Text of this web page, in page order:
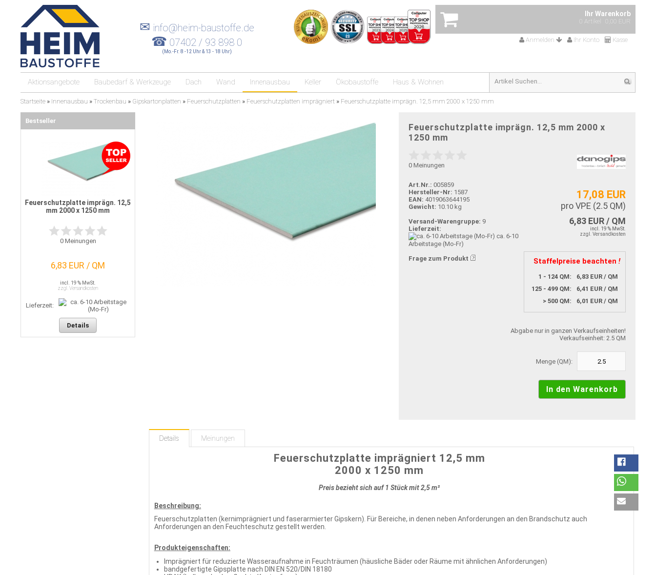
Ihr Warenkorb
0 Artikel 0,00 EUR
Anmelden Ihr Konto Kasse
✉ info@heim-baustoffe.de
☎ 07402 / 93 898 0
(Mo.-Fr. 8 -12 Uhr & 13 - 18 Uhr)
Aktionsangebote Baubedarf & Werkzeuge Dach Wand Innenausbau Keller Ökobaustoffe Haus & Wohnen
Startseite » Innenausbau » Trockenbau » Gipskartonplatten » Feuerschutzplatten » Feuerschutzplatten imprägniert » Feuerschutzplatte imprägn. 12,5 mm 2000 x 1250 mm
Feuerschutzplatte imprägn. 12,5 mm 2000 x
1250 mm
0 Meinungen
17,08 EUR
pro VPE (2.5 QM)
6,83 EUR / QM
incl. 19 % MwSt.
zzgl. Versandkosten
Staffelpreise beachten !
1 - 124 QM:
6,83 EUR / QM
125 - 499 QM:
6,41 EUR / QM
> 500 QM:
6,01 EUR / QM
Art.Nr.: 005859
Hersteller-Nr: 1587
EAN: 4019063644195
Gewicht: 10.10 kg
Versand-Warengruppe: 9
Lieferzeit:
ca. 6-10
Arbeitstage (Mo-Fr)
Frage zum Produkt
Abgabe nur in ganzen Verkaufseinheiten!
Verkaufseinheit: 2.5 QM
Menge (QM):
Details Meinungen
Feuerschutzplatte imprägniert 12,5 mm
2000 x 1250 mm
Preis bezieht sich auf 1 Stück mit 2,5 m²
Beschreibung:
Feuerschutzplatten (kernimprägniert und faserarmierter Gipskern). Für Bereiche, in denen neben Anforderungen an den Brandschutz auch
Anforderungen an den Feuchteschutz gestellt werden.
Produkteigenschaften:
Imprägniert für reduzierte Wasseraufnahme in Feuchträumen (häusliche Bäder oder Räume mit ähnlichen Anforderungen)
bandgefertigte Gipsplatte nach DIN EN 520/DIN 18180
Bestseller
Feuerschutzplatte imprägn. 12,5
mm 2000 x 1250 mm
0Meinungen
6,83 EUR / QM
incl. 19 % MwSt.
zzgl. Versandkosten
Lieferzeit:
Details